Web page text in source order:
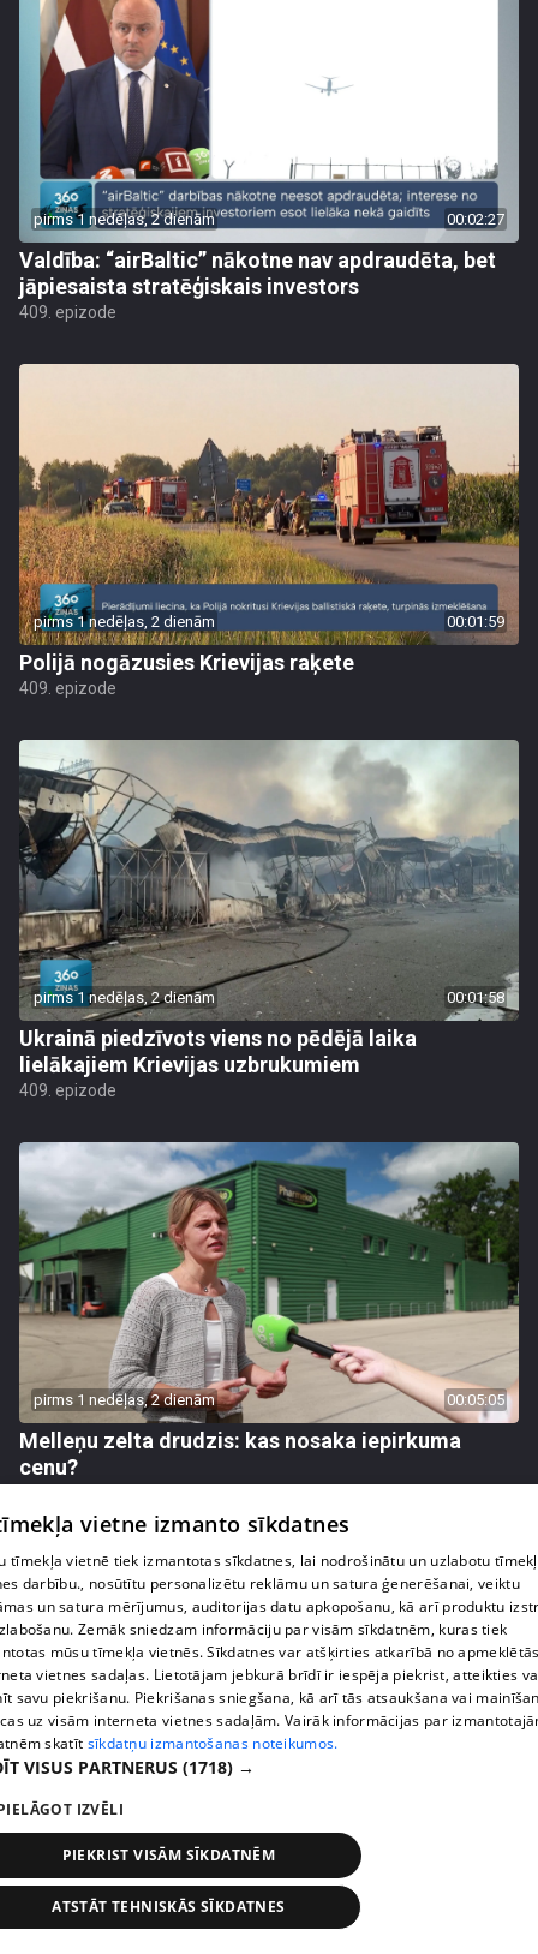
pirms 1 nedēļas, 2 dienām 00:02:27
Valdība: “airBaltic” nākotne nav apdraudēta, bet
jāpiesaista stratēģiskais investors
409. epizode
pirms 1 nedēļas, 2 dienām 00:01:59
Polijā nogāzusies Krievijas raķete
409. epizode
pirms 1 nedēļas, 2 dienām 00:01:58
Ukrainā piedzīvots viens no pēdējā laika
lielākajiem Krievijas uzbrukumiem
409. epizode
pirms 1 nedēļas, 2 dienām 00:05:05
Melleņu zelta drudzis: kas nosaka iepirkuma
cenu?
pirms 1 nedēļas, 2 dienām
Ogas un sēnes šogad dārgākas, bet uzpirkšanas
409. epizode
vietne izmanto sīkdatnes
tīmekļa vietnē tiek izmantotas sīkdatnes, lai nodrošinātu un uzlabotu
darbību., nosūtītu personalizētu reklāmu un satura ģenerēšanai, veiktu
un satura mērījumus, auditorijas datu apkopošanu, kā arī produktu
Zemāk sniedzam informāciju par visām sīkdatnēm, kuras tiek
mūsu tīmekļa vietnēs. Sīkdatnes var atšķirties atkarībā no
vietnes sadaļas. Lietotājam jebkurā brīdī ir iespēja piekrist, atteikties
savu piekrišanu. Piekrišanas sniegšana, kā arī tās atsaukšana vai
uz visām interneta vietnes sadaļām. Vairāk informācijas par
skatīt sīkdatņu izmantošanas noteikumos.
VISUS PARTNERUS (1718) →
IZVĒLI
PIEKRIST VISĀM SĪKDATNĒM
ATSTĀT TEHNISKĀS SĪKDATNES